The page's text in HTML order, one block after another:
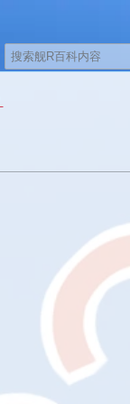
搜
索